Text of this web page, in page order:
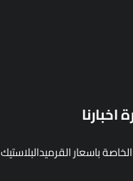
باسعار القرميدالبلاستيك